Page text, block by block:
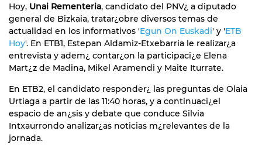
Hoy, Unai Rementeria, candidato del PNV¿ a diputado
general de Bizkaia, tratar¿obre diversos temas de
actualidad en los informativos 'Egun On Euskadi' y 'ETB
Hoy'. En ETB1, Estepan Aldamiz-Etxebarria le realizar¿a
entrevista y adem¿ contar¿on la participaci¿e Elena
Mart¿z de Madina, Mikel Aramendi y Maite Iturrate.
En ETB2, el candidato responder¿ las preguntas de Olaia
Urtiaga a partir de las 11:40 horas, y a continuaci¿el
espacio de an¿sis y debate que conduce Silvia
Intxaurrondo analizar¿as noticias m¿relevantes de la
jornada.